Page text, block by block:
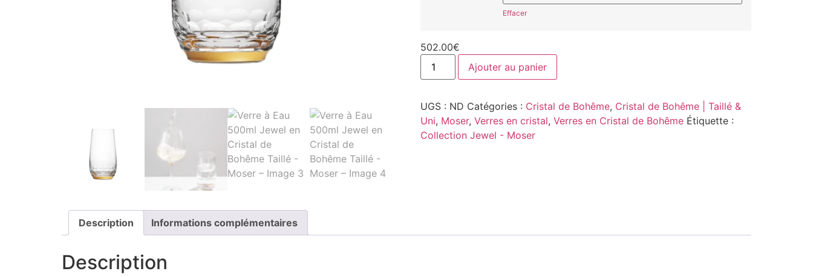
Effacer
502.00€
Ajouter au panier
UGS : ND Catégories : Cristal de Bohême, Cristal de Bohême | Taillé &
Uni, Moser, Verres en cristal, Verres en Cristal de Bohême Étiquette :
Collection Jewel - Moser
Description Informations complémentaires
Description